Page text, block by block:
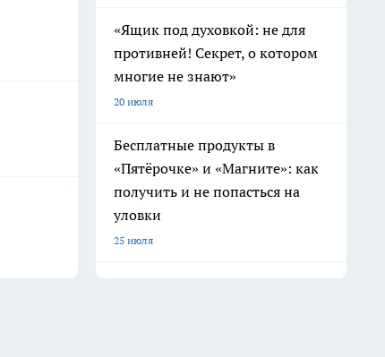
«Ящик под духовкой: не для
противней! Секрет, о котором
многие не знают»
20 июля
Бесплатные продукты в
«Пятёрочке» и «Магните»: как
получить и не попасться на
уловки
25 июля